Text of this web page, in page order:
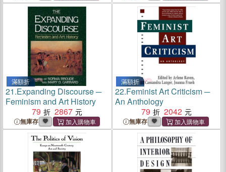
滿額折
21.Expanding Discourse ─
Feminism and Art History
79
2867
無庫存
滿額折
22.Feminist Art Criticism ─
An Anthology
79
2042
無庫存